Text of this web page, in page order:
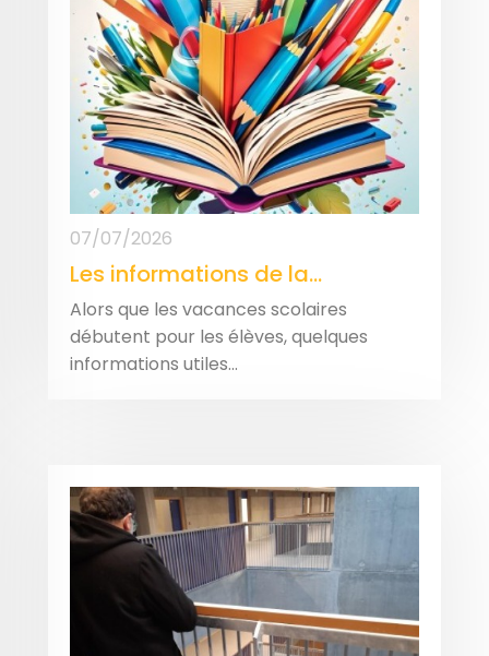
07/07/2026
Les informations de la...
Alors que les vacances scolaires
débutent pour les élèves, quelques
informations utiles...